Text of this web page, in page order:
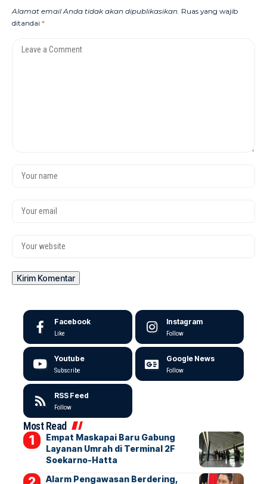
Alamat email Anda tidak akan dipublikasikan. Ruas yang wajib
ditandai *
Facebook
Like
Instagram
Follow
Youtube
Subscribe
Google News
Follow
RSS Feed
Follow
Most Read
Empat Maskapai Baru Gabung
Layanan Umrah di Terminal 2F
Soekarno-Hatta
Alarm Pengawasan Berdering,